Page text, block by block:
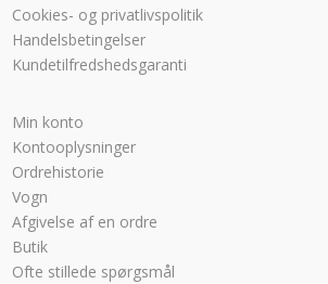
Cookies- og privatlivspolitik
Handelsbetingelser
Kundetilfredshedsgaranti
Min konto
Kontooplysninger
Ordrehistorie
Vogn
Afgivelse af en ordre
Butik
Ofte stillede spørgsmål